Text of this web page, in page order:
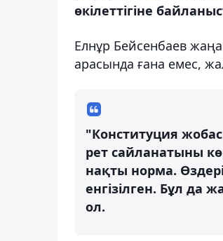
өкілеттігіне
Елнұр Бейсенбаев
арасында ғана емес,
"Конституция
рет сайланатыны
нақты норма.
енгізілген. Бұл да
ол.